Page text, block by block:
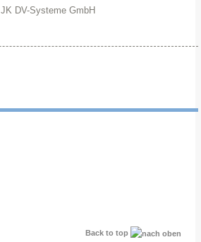
JK DV-Systeme GmbH
Back to top